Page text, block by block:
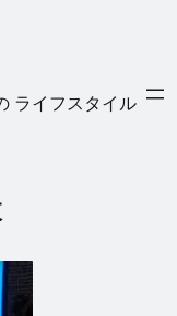
ライフスタイル